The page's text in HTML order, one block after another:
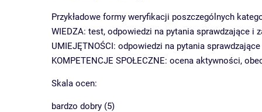
Przykładowe formy weryfikacji poszczególnych
WIEDZA: test, odpowiedzi na pytania sprawdzające
UMIEJĘTNOŚCI: odpowiedzi na pytania
KOMPETENCJE SPOŁECZNE: ocena aktywności,
Skala ocen:
bardzo dobry (5)